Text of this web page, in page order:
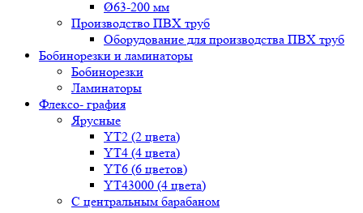
Ø63-200 мм
Производство ПВХ труб
Оборудование для производства ПВХ труб
Бобинорезки и ламинаторы
Бобинорезки
Ламинаторы
Флексо- графия
Ярусные
YT2 (2 цвета)
YT4 (4 цвета)
YT6 (6 цветов)
YT43000 (4 цвета)
С центральным барабаном